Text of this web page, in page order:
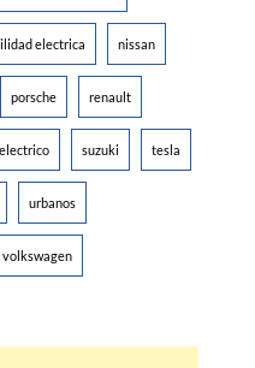
electrica nissan
porsche renault
suzuki tesla
urbanos
volkswagen